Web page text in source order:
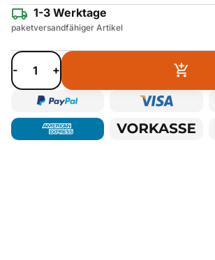
1-3 Werktage
paketversandfähiger Artikel
- +